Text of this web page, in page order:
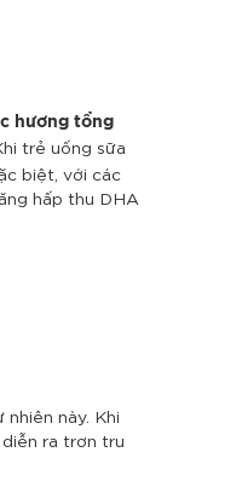
hương tổng
trẻ uống sữa
biệt, với các
hấp thu DHA
này. Khi
ra trơn tru